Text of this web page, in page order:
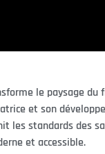
le paysage du
et son
les standards des
et accessible.